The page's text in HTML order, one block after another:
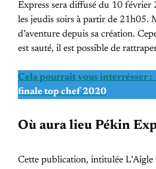
Express sera diffusé du 10
les jeudis soirs à partir de 21h05.
d’aventure depuis sa création.
est sauté, il est possible de
Cela pourrait vous interrésser :
finale top chef 2020
Où aura lieu Pékin
Cette publication, intitulée L’Aigle